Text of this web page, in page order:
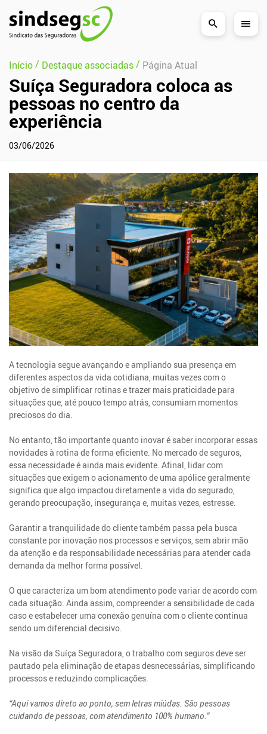
Pular Navegação (s)
Início/ Destaque associadas/ Página Atual
Suíça Seguradora coloca as
pessoas no centro da
experiência
03/06/2026
A tecnologia segue avançando e ampliando sua presença em
diferentes aspectos da vida cotidiana, muitas vezes com o
objetivo de simplificar rotinas e trazer mais praticidade para
situações que, até pouco tempo atrás, consumiam momentos
preciosos do dia.
No entanto, tão importante quanto inovar é saber incorporar essas
novidades à rotina de forma eficiente. No mercado de seguros,
essa necessidade é ainda mais evidente. Afinal, lidar com
situações que exigem o acionamento de uma apólice geralmente
significa que algo impactou diretamente a vida do segurado,
gerando preocupação, insegurança e, muitas vezes, estresse.
Garantir a tranquilidade do cliente também passa pela busca
constante por inovação nos processos e serviços, sem abrir mão
da atenção e da responsabilidade necessárias para atender cada
demanda da melhor forma possível.
O que caracteriza um bom atendimento pode variar de acordo com
cada situação. Ainda assim, compreender a sensibilidade de cada
caso e estabelecer uma conexão genuína com o cliente continua
sendo um diferencial decisivo.
Na visão da Suíça Seguradora, o trabalho com seguros deve ser
pautado pela eliminação de etapas desnecessárias, simplificando
processos e reduzindo complicações.
“Aqui vamos direto ao ponto, sem letras miúdas. São pessoas
cuidando de pessoas, com atendimento 100% humano.”